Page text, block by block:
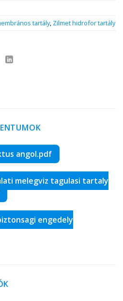
tartály, Zilmet hidrofor tartály
angol.pdf
melegviz tagulasi tartaly
engedely